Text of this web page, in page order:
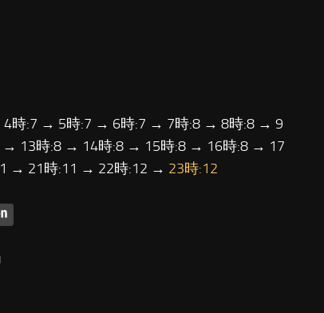
時:7 → 5時:7 → 6時:7 → 7時:8 → 8時:8 → 9
13時:8 → 14時:8 → 15時:8 → 16時:8 → 17
→ 21時:11 → 22時:12 → 23時:12
」